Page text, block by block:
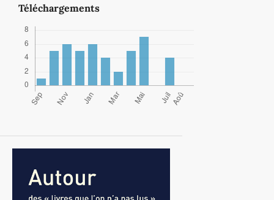
Téléchargements